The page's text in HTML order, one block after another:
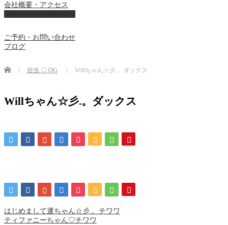
会社概要・アクセス
ご予約・お問い合わせ
ブログ
Home 担当 ♡ OG Willちゃん☆彡.。ダックス
Willちゃん☆彡.。ダックス
はじめまして運ちゃん☆彡.。チワワ
ティファニーちゃん♡チワワ